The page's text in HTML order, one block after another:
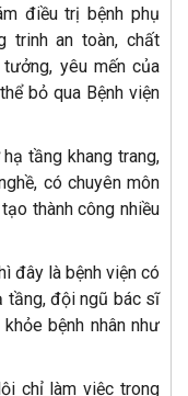
điều trị bệnh phụ
trinh an toàn, chất
yêu mến của
bỏ qua Bệnh viện
tầng khang trang,
có chuyên môn
thành công nhiều
đây là bệnh viện có
tầng, đội ngũ bác sĩ
bệnh nhân như
chỉ làm việc trong